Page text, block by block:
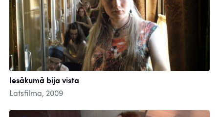
Iesākumā bija vista
Latsfilma, 2009